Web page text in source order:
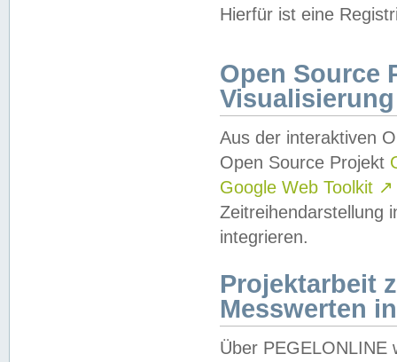
Hierfür ist eine
Open Source
Visualisierung
Aus der interaktiven
Open Source Projekt
Google Web Toolkit ↗
Zeitreihendarstellung
integrieren.
Projektarbeit
Messwerten
Über PEGELONLINE